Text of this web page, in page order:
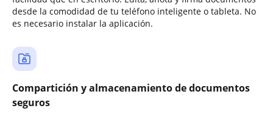
desde la comodidad de tu teléfono inteligente o tableta. No
es necesario instalar la aplicación.
Compartición y almacenamiento de documentos
seguros